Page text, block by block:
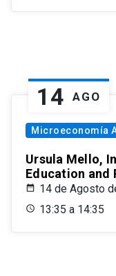
14 AGO
Microeconomía
Ursula Mello,
Education and
14 de Agosto
13:35 a 14:35